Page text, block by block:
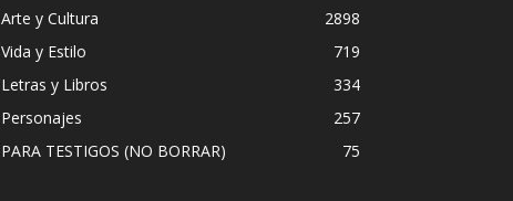
Arte y Cultura
2898
Vida y Estilo
719
Letras y Libros
334
Personajes
257
PARA TESTIGOS (NO BORRAR)
75